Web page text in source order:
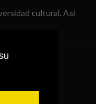
cultural. Así